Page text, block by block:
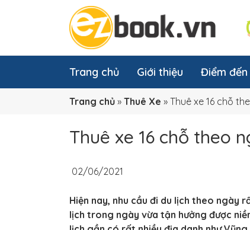
Trang chủ Giới thiệu Điểm đến
Trang chủ » Thuê Xe » Thuê xe 16 chỗ
Thuê xe 16 chỗ theo
02/06/2021
Hiện nay, nhu cầu đi du lịch theo ngày
lịch trong ngày vừa tận hưởng được